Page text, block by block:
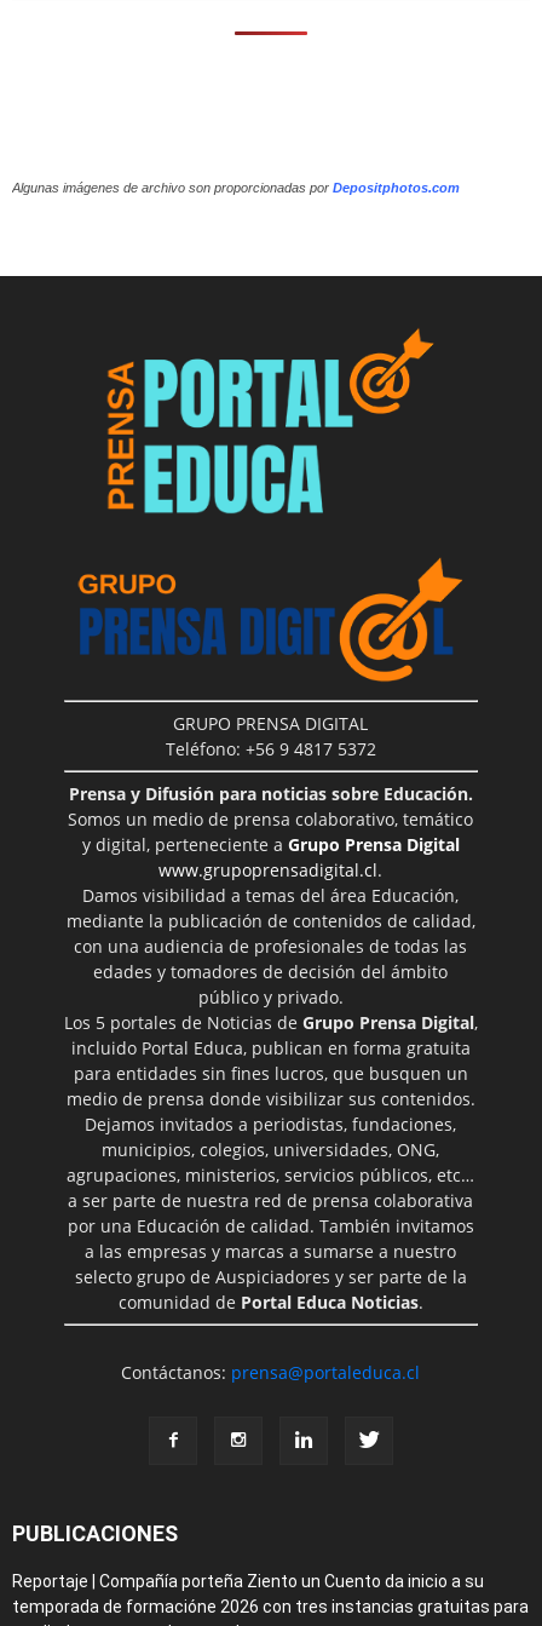
Algunas imágenes de archivo son proporcionadas por Depositphotos.com
GRUPO PRENSA DIGITAL
Teléfono: +56 9 4817 5372
Prensa y Difusión para noticias sobre Educación.
Somos un medio de prensa colaborativo, temático
y digital, perteneciente a Grupo Prensa Digital
www.grupoprensadigital.cl.
Damos visibilidad a temas del área Educación,
mediante la publicación de contenidos de calidad,
con una audiencia de profesionales de todas las
edades y tomadores de decisión del ámbito
público y privado.
Los 5 portales de Noticias de Grupo Prensa Digital,
incluido Portal Educa, publican en forma gratuita
para entidades sin fines lucros, que busquen un
medio de prensa donde visibilizar sus contenidos.
Dejamos invitados a periodistas, fundaciones,
municipios, colegios, universidades, ONG,
agrupaciones, ministerios, servicios públicos, etc…
a ser parte de nuestra red de prensa colaborativa
por una Educación de calidad. También invitamos
a las empresas y marcas a sumarse a nuestro
selecto grupo de Auspiciadores y ser parte de la
comunidad de Portal Educa Noticias.
Contáctanos: prensa@portaleduca.cl
PUBLICACIONES
Reportaje | Compañía porteña Ziento un Cuento da inicio a su
temporada de formacióne 2026 con tres instancias gratuitas para